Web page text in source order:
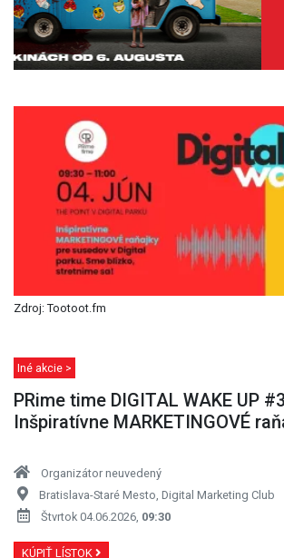
Zdroj: Tootoot.fm
Iné akcie >
PRime time DIGITAL WAKE UP
Inšpiratívne MARKETINGOVÉ
Organizátor neuvedený
Bratislava-Staré Mesto, Digital Marketing Club
Štvrtok 04.06.2026, 09:30
KÚPIŤ LÍSTOK